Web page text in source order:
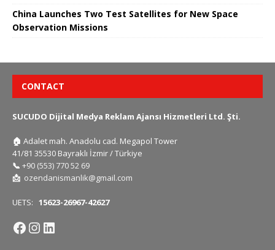
China Launches Two Test Satellites for New Space
Observation Missions
CONTACT
SUCUDO Dijital Medya Reklam Ajansı Hizmetleri Ltd. Şti.
🏠 Adalet mah. Anadolu cad. Megapol Tower
41/81 35530 Bayraklı İzmir / Türkiye
📞 +90 (553) 770 52 69
📩 ozendanismanlik@gmail.com
UETS: 15623-26967-42627